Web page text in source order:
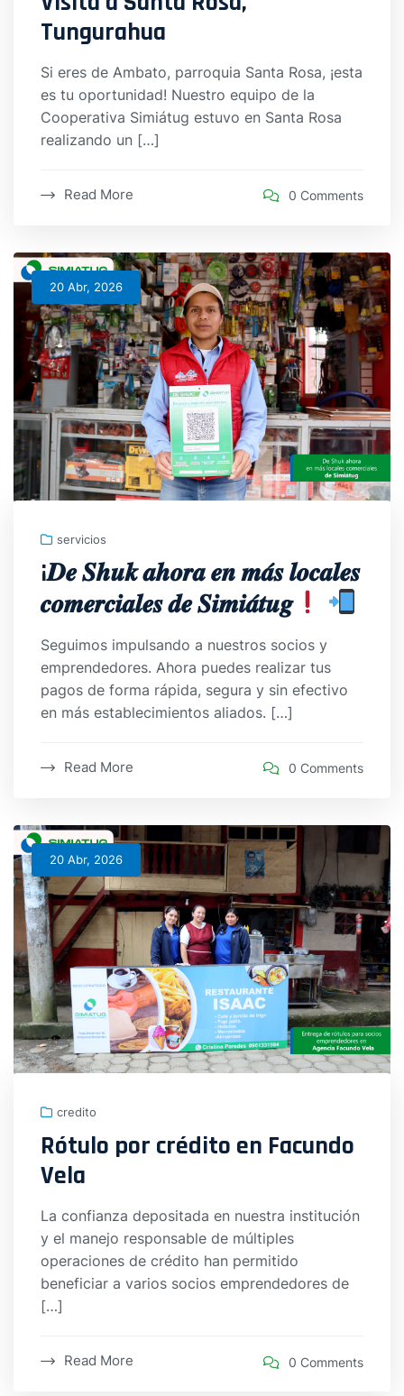
Tungurahua
Si eres de Ambato, parroquia Santa Rosa, ¡esta
es tu oportunidad! Nuestro equipo de la
Cooperativa Simiátug estuvo en Santa Rosa
realizando un […]
Read More 0 Comments
20 Abr, 2026
servicios
¡𝑫𝒆 𝑺𝒉𝒖𝒌 𝒂𝒉𝒐𝒓𝒂 𝒆𝒏 𝒎𝒂́𝒔 𝒍𝒐𝒄𝒂𝒍𝒆𝒔
𝒄𝒐𝒎𝒆𝒓𝒄𝒊𝒂𝒍𝒆𝒔 𝒅𝒆 𝑺𝒊𝒎𝒊𝒂́𝒕𝒖𝒈
Seguimos impulsando a nuestros socios y
emprendedores. Ahora puedes realizar tus
pagos de forma rápida, segura y sin efectivo
en más establecimientos aliados. […]
Read More 0 Comments
20 Abr, 2026
credito
Rótulo por crédito en Facundo
Vela
La confianza depositada en nuestra institución
y el manejo responsable de múltiples
operaciones de crédito han permitido
beneficiar a varios socios emprendedores de
[…]
Read More 0 Comments